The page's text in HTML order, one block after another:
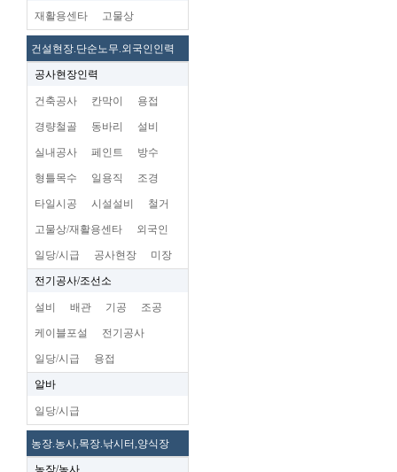
재활용센타 고물상
건설현장.단순노무.외국인인력
공사현장인력
건축공사 칸막이 용접
경량철골 동바리 설비
실내공사 페인트 방수
형틀목수 일용직 조경
타일시공 시설설비 철거
고물상/재활용센타 외국인
일당/시급 공사현장 미장
전기공사/조선소
설비 배관 기공 조공
케이블포설 전기공사
일당/시급 용접
알바
일당/시급
농장.농사,목장.낚시터,양식장
농장/농사